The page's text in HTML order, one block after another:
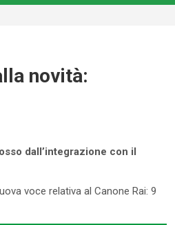
novità:
dall’integrazione con il
voce relativa al Canone Rai: 9